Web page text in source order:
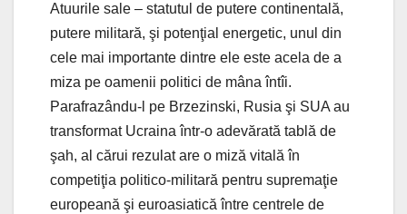
Atuurile sale – statutul de putere continentală,
putere militară, şi potenţial energetic, unul din
cele mai importante dintre ele este acela de a
miza pe oamenii politici de mâna întîi.
Parafrazându-l pe Brzezinski, Rusia şi SUA au
transformat Ucraina într-o adevărată tablă de
şah, al cărui rezulat are o miză vitală în
competiţia politico-militară pentru supremaţie
europeană şi euroasiatică între centrele de